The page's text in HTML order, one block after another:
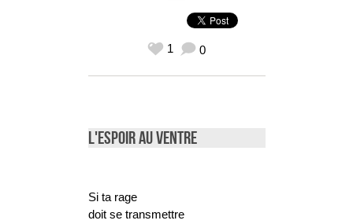
1 0
L'Espoir Au Ventre
Si ta rage
doit se transmettre